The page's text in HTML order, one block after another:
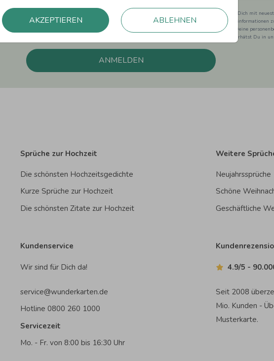
AKZEPTIEREN ABLEHNEN
Einwilligung zur Datennutzung für Marketingzwecke: Hiermit willigst Du ein, dass wir Dich mit
können. Dies umfasst den Versand unseres Newsletters. Zudem können wir Dir Produktinformationen
Facebook und Google anzeigen. Um Dir diesen Service anbieten zu können, nutzen wir Deine
erforderlich. Du kannst diese Einwilligung jederzeit widerrufen. Weitere Informationen erhätst Du in
ANMELDEN
Sprüche zur Hochzeit
Die schönsten Hochzeitsgedichte
Kurze Sprüche zur Hochzeit
Die schönsten Zitate zur Hochzeit
Weitere
Neujahrssprüche
Schöne
Geschäftliche
Kundenservice
Wir sind für Dich da!
service@wunderkarten.de
Hotline 0800 260 1000
Servicezeit
Mo. - Fr. von 8:00 bis 16:30 Uhr
4.9/5 -
Seit 2008
Mio. Kunden -
Musterkarte.